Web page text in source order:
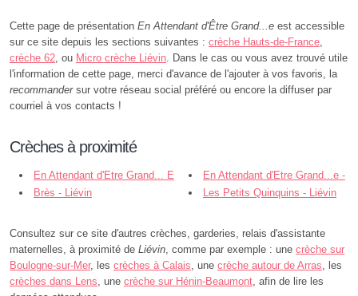
Cette page de présentation En Attendant d'Être Grand...e est accessible
sur ce site depuis les sections suivantes : crèche Hauts-de-France
crèche 62 , ou Micro crèche Liévin . Dans le cas ou vous avez trouvé utile
l'information de cette page, merci d'avance de l'ajouter à vos favoris, la
recommandersur votre réseau social préféré ou encore la diffuser par
courriel à vos contacts !
Crèches à proximité
En Attendant d'Etre Grand... E
- Liévin
En Attendant d'Etre Grand...e -
Liévin
Brès - Liévin Les Petits Quinquins - Liévin
Consultez sur ce site d'autres crèches, garderies, relais d'assistante
maternelles, à proximité de Liévin , comme par exemple : une crèche sur
Boulogne-sur-Mer, les crèches à Calais , une crèche autour de Arras , les
crèches dans Lens , une crèche sur Hénin-Beaumont , afin de lire les